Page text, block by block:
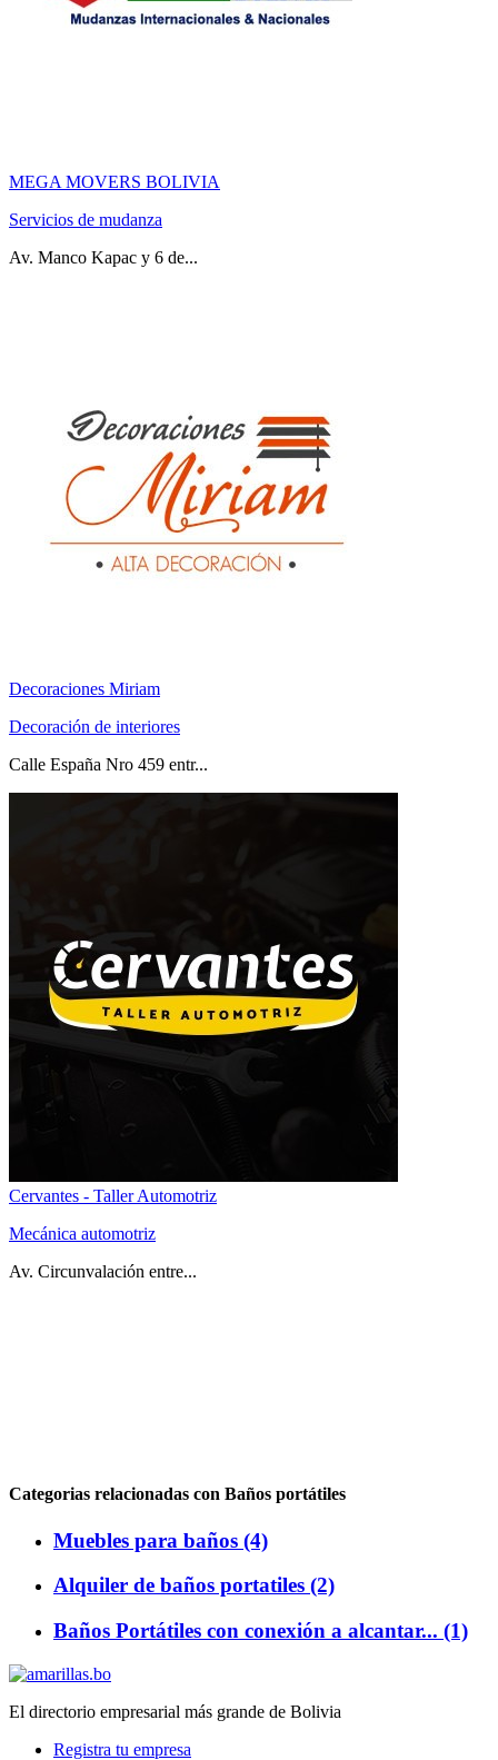
MEGA MOVERS BOLIVIA
Servicios de mudanza
Av. Manco Kapac y 6 de...
Decoraciones Miriam
Decoración de interiores
Calle España Nro 459 entr...
Cervantes - Taller Automotriz
Mecánica automotriz
Av. Circunvalación entre...
Categorias relacionadas con Baños portátiles
Muebles para baños (4)
Alquiler de baños portatiles (2)
Baños Portátiles con conexión a alcantar... (1)
El directorio empresarial más grande de Bolivia
Registra tu empresa